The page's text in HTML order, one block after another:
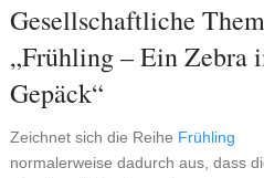
Gesellschaftliche
„Frühling – Ein Zebra
Gepäck“
Zeichnet sich die Reihe Frühling
normalerweise dadurch aus, dass